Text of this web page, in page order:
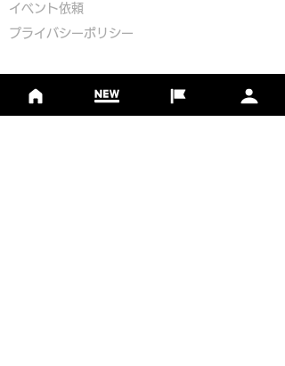
​イベント依頼
プライバシーポリシー